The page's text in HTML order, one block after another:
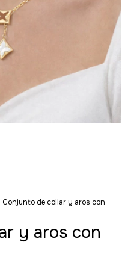
Conjunto de collar y aros con
y aros con